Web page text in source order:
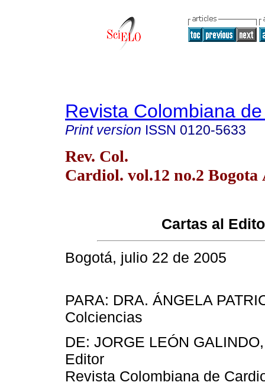
Revista Colombiana
Print version ISSN 0120-5633
Rev. Col.
Cardiol. vol.12 no.2 Bogota
Cartas al
Bogotá, julio 22 de 2005
PARA: DRA. ÁNGELA
Colciencias
DE: JORGE LEÓN
Editor
Revista Colombiana de